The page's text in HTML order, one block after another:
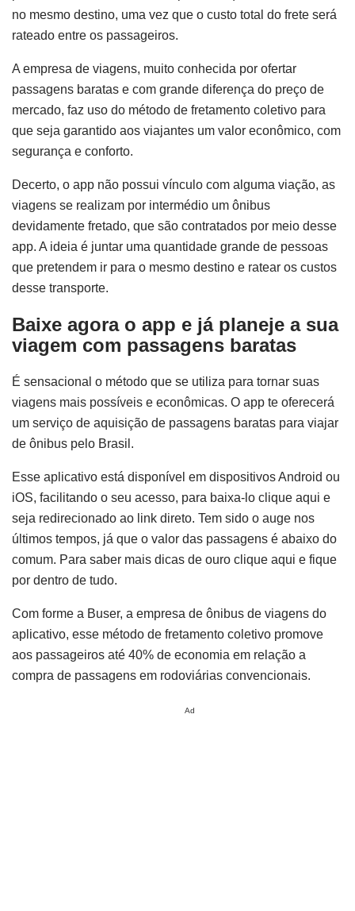
no mesmo destino, uma vez que o custo total do frete será
rateado entre os passageiros.
A empresa de viagens, muito conhecida por ofertar
passagens baratas e com grande diferença do preço de
mercado, faz uso do método de fretamento coletivo para
que seja garantido aos viajantes um valor econômico, com
segurança e conforto.
Decerto, o app não possui vínculo com alguma viação, as
viagens se realizam por intermédio um ônibus
devidamente fretado, que são contratados por meio desse
app. A ideia é juntar uma quantidade grande de pessoas
que pretendem ir para o mesmo destino e ratear os custos
desse transporte.
Baixe agora o app e já planeje a sua
viagem com passagens baratas
É sensacional o método que se utiliza para tornar suas
viagens mais possíveis e econômicas. O app te oferecerá
um serviço de aquisição de passagens baratas para viajar
de ônibus pelo Brasil.
Esse aplicativo está disponível em dispositivos Android ou
iOS, facilitando o seu acesso, para baixa-lo clique aqui e
seja redirecionado ao link direto. Tem sido o auge nos
últimos tempos, já que o valor das passagens é abaixo do
comum. Para saber mais dicas de ouro clique aqui e fique
por dentro de tudo.
Com forme a Buser, a empresa de ônibus de viagens do
aplicativo, esse método de fretamento coletivo promove
aos passageiros até 40% de economia em relação a
compra de passagens em rodoviárias convencionais.
Ad